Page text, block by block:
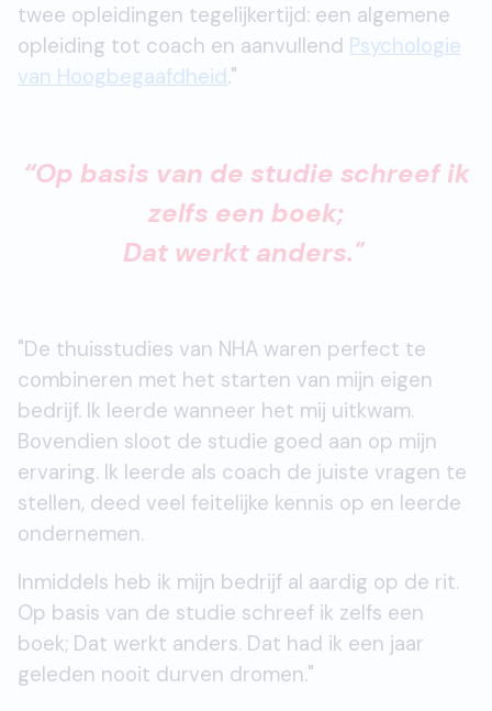
twee opleidingen tegelijkertijd: een algemene
opleiding tot coach en aanvullend Psychologie
van Hoogbegaafdheid."
“Op basis van de studie schreef ik
zelfs een boek;
Dat werkt anders."
"De thuisstudies van NHA waren perfect te
combineren met het starten van mijn eigen
bedrijf. Ik leerde wanneer het mij uitkwam.
Bovendien sloot de studie goed aan op mijn
ervaring. Ik leerde als coach de juiste vragen te
stellen, deed veel feitelijke kennis op en leerde
ondernemen.
Inmiddels heb ik mijn bedrijf al aardig op de rit.
Op basis van de studie schreef ik zelfs een
boek; Dat werkt anders. Dat had ik een jaar
geleden nooit durven dromen."